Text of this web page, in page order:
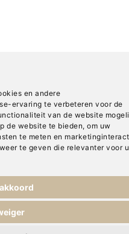
en andere
ervaring te verbeteren voor de
van de website
de website te bieden, om uw
te meten en
te geven die relevanter voor u